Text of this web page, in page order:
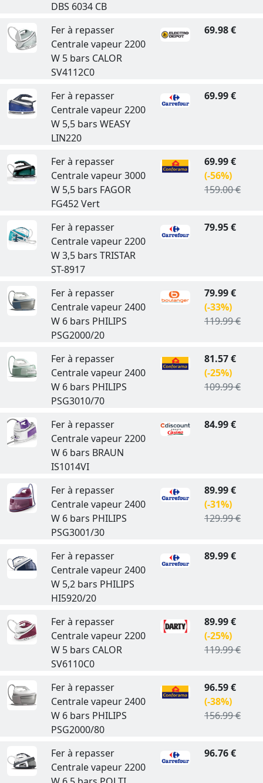
DBS 6034 CB
Fer à repasser
Centrale vapeur 2200
W 5 bars CALOR
SV4112C0
69.98 €
Fer à repasser
Centrale vapeur 2200
W 5,5 bars WEASY
LIN220
69.99 €
Fer à repasser
Centrale vapeur 3000
W 5,5 bars FAGOR
FG452 Vert
69.99 €
(-56%)
159.00 €
Fer à repasser
Centrale vapeur 2200
W 3,5 bars TRISTAR
ST-8917
79.95 €
Fer à repasser
Centrale vapeur 2400
W 6 bars PHILIPS
PSG2000/20
79.99 €
(-33%)
119.99 €
Fer à repasser
Centrale vapeur 2400
W 6 bars PHILIPS
PSG3010/70
81.57 €
(-25%)
109.99 €
Fer à repasser
Centrale vapeur 2200
W 6 bars BRAUN
IS1014VI
84.99 €
Fer à repasser
Centrale vapeur 2400
W 6 bars PHILIPS
PSG3001/30
89.99 €
(-31%)
129.99 €
Fer à repasser
Centrale vapeur 2400
W 5,2 bars PHILIPS
HI5920/20
89.99 €
Fer à repasser
Centrale vapeur 2200
W 5 bars CALOR
SV6110C0
89.99 €
(-25%)
119.99 €
Fer à repasser
Centrale vapeur 2400
W 6 bars PHILIPS
PSG2000/80
96.59 €
(-38%)
156.99 €
Fer à repasser
Centrale vapeur 2200
96.76 €